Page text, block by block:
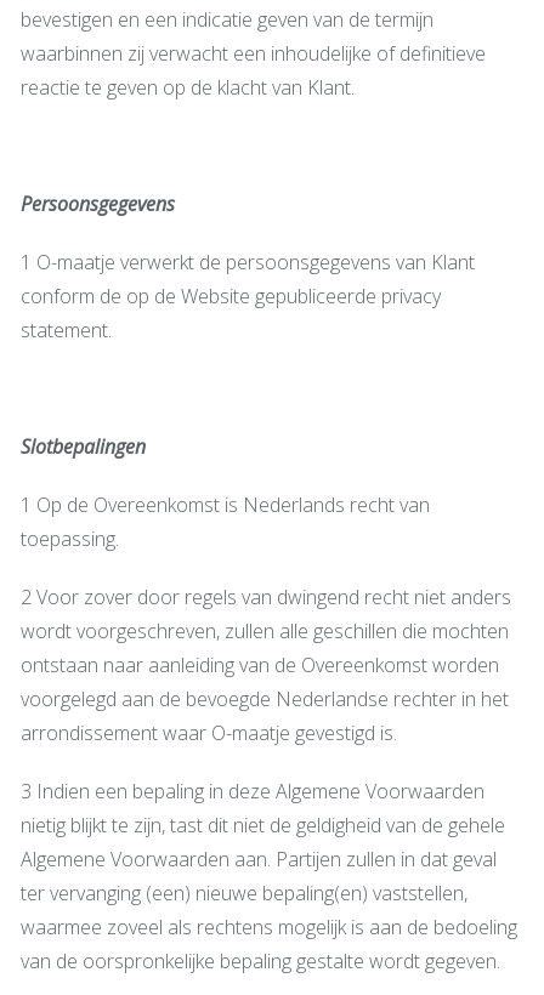
bevestigen en een indicatie geven van de termijn
waarbinnen zij verwacht een inhoudelijke of definitieve
reactie te geven op de klacht van Klant.
Persoonsgegevens
1 O-maatje verwerkt de persoonsgegevens van Klant
conform de op de Website gepubliceerde privacy
statement.
Slotbepalingen
1 Op de Overeenkomst is Nederlands recht van
toepassing.
2 Voor zover door regels van dwingend recht niet anders
wordt voorgeschreven, zullen alle geschillen die mochten
ontstaan naar aanleiding van de Overeenkomst worden
voorgelegd aan de bevoegde Nederlandse rechter in het
arrondissement waar O-maatje gevestigd is.
3 Indien een bepaling in deze Algemene Voorwaarden
nietig blijkt te zijn, tast dit niet de geldigheid van de gehele
Algemene Voorwaarden aan. Partijen zullen in dat geval
ter vervanging (een) nieuwe bepaling(en) vaststellen,
waarmee zoveel als rechtens mogelijk is aan de bedoeling
van de oorspronkelijke bepaling gestalte wordt gegeven.